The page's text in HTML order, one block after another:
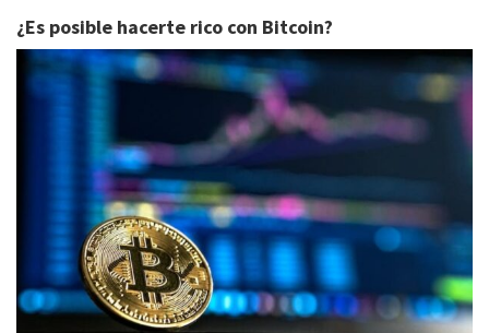
¿Es posible hacerte rico con Bitcoin?